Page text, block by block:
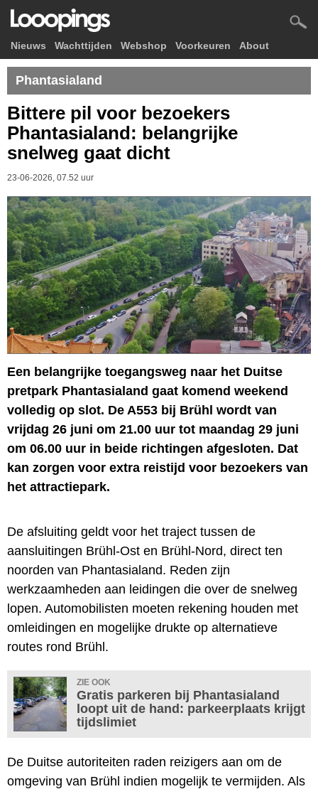
Nieuws Wachttijden Webshop Voorkeuren About
Phantasialand
Bittere pil voor bezoekers
Phantasialand: belangrijke
snelweg gaat dicht
23-06-2026, 07.52 uur
Een belangrijke toegangsweg naar het Duitse
pretpark Phantasialand gaat komend weekend
volledig op slot. De A553 bij Brühl wordt van
vrijdag 26 juni om 21.00 uur tot maandag 29 juni
om 06.00 uur in beide richtingen afgesloten. Dat
kan zorgen voor extra reistijd voor bezoekers van
het attractiepark.
De afsluiting geldt voor het traject tussen de
aansluitingen Brühl-Ost en Brühl-Nord, direct ten
noorden van Phantasialand. Reden zijn
werkzaamheden aan leidingen die over de snelweg
lopen. Automobilisten moeten rekening houden met
omleidingen en mogelijke drukte op alternatieve
routes rond Brühl.
ZIE OOK
Gratis parkeren bij Phantasialand
loopt uit de hand: parkeerplaats krijgt
tijdslimiet
De Duitse autoriteiten raden reizigers aan om de
omgeving van Brühl indien mogelijk te vermijden. Als